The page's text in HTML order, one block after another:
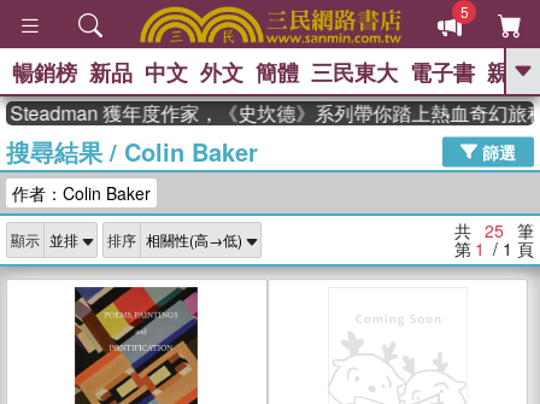
5
GO
熱搜： The Odyssey 、
父親節 、 如果歷史是一群喵 、 暑期
念華 、 台灣的李登輝時代 、 數學女
孩：黎曼猜想
偉大的迷走神經
暢銷榜 新品 中文 外文 簡體 三民東大 電子書 親子
獲年度作家，《史坎德》系列帶你踏上熱血奇幻旅程
搜尋結果/ Colin Baker
篩選
作者：Colin Baker
顯示 排序 共 25 筆
第 1 / 1 頁